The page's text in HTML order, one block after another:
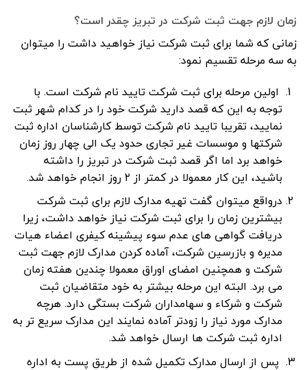
زمان لازم جهت ثبت شرکت در تبریز چقدر است؟
زمانی که شما برای ثبت شرکت نیاز خواهید داشت را میتوان
به سه مرحله تقسیم نمود:
اولین مرحله برای ثبت شرکت تایید نام شرکت است. با
توجه به این که قصد دارید شرکت خود را در کدام شهر ثبت
نمایید، تقریبا تایید نام شرکت توسط کارشناسان اداره ثبت
شرکتها و موسسات غیر تجاری حدود یک الی چهار روز زمان
خواهد برد اما اگر قصد ثبت شرکت در تبریز را داشته
باشید، این کار معمولا در کمتر از ۲ روز انجام خواهد شد.
درواقع میتوان گفت تهیه مدارک لازم برای ثبت شرکت
بیشترین زمان را برای ثبت شرکت نیاز خواهد داشت، زیرا
دریافت گواهی های عدم سوء پیشینه کیفری اعضاء هیات
مدیره و بازرسین شرکت، آماده کردن مدارک لازم جهت ثبت
شرکت و همچنین امضای اوراق معمولا چندین هفته زمان
می برد. البته این مرحله بیشتر به خود متقاضیان ثبت
شرکت و شرکاء و سهامداران شرکت بستگی دارد. هرچه
مدارک مورد نیاز را زودتر آماده نمایند این مدارک سریع تر به
اداره ثبت شرکت ها ارسال خواهد شد.
پس از ارسال مدارک تکمیل شده از طریق پست به اداره